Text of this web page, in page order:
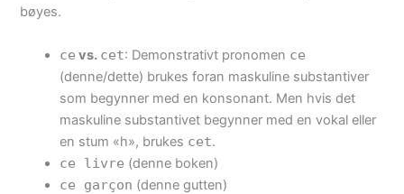
bøyes.
ce vs. cet: Demonstrativt pronomen ce
(denne/dette) brukes foran maskuline substantiver
som begynner med en konsonant. Men hvis det
maskuline substantivet begynner med en vokal eller
en stum «h», brukes cet.
ce livre (denne boken)
ce garçon (denne gutten)